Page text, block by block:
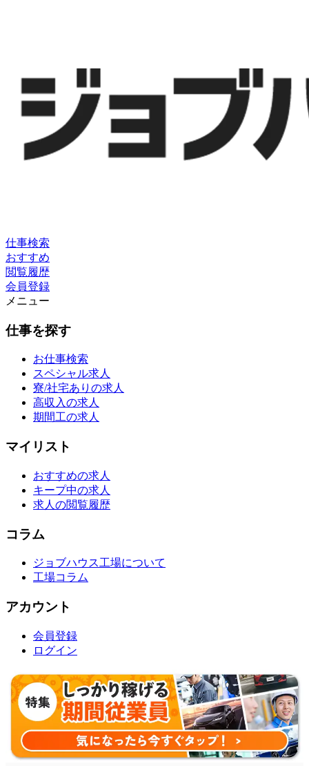
仕事検索
おすすめ
閲覧履歴
会員登録
メニュー
仕事を探す
お仕事検索
スペシャル求人
寮/社宅ありの求人
高収入の求人
期間工の求人
マイリスト
おすすめの求人
キープ中の求人
求人の閲覧履歴
コラム
ジョブハウス工場について
工場コラム
アカウント
会員登録
ログイン